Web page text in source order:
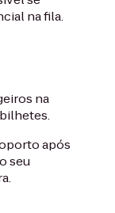
na fila.
na
após
seu